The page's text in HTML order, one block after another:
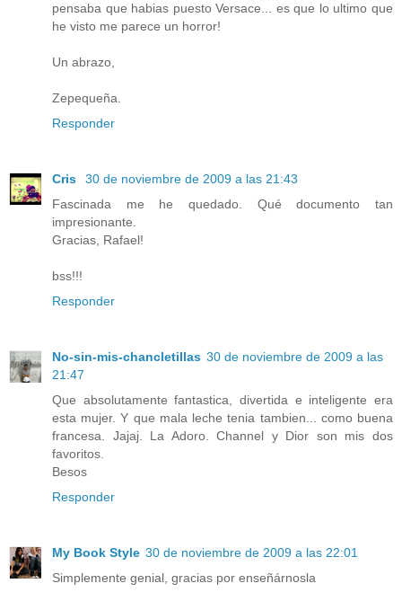
pensaba que habias puesto Versace... es que lo ultimo que
he visto me parece un horror!
Un abrazo,
Zepequeña.
Responder
Cris
30 de noviembre de 2009 a las 21:43
Fascinada me he quedado. Qué documento tan
impresionante.
Gracias, Rafael!
bss!!!
Responder
No-sin-mis-chancletillas 30 de noviembre de 2009 a las
21:47
Que absolutamente fantastica, divertida e inteligente era
esta mujer. Y que mala leche tenia tambien... como buena
francesa. Jajaj. La Adoro. Channel y Dior son mis dos
favoritos.
Besos
Responder
My Book Style 30 de noviembre de 2009 a las 22:01
Simplemente genial, gracias por enseñárnosla